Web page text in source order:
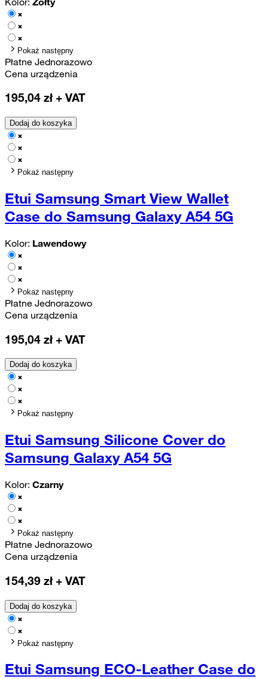
Pokaż następny
Płatne Jednorazowo
Cena urządzenia
195,04 zł + VAT
Dodaj do koszyka
Pokaż następny
Etui Samsung Smart View Wallet
Case do Samsung Galaxy A54 5G
Kolor: Lawendowy
Pokaż następny
Płatne Jednorazowo
Cena urządzenia
195,04 zł + VAT
Dodaj do koszyka
Pokaż następny
Etui Samsung Silicone Cover do
Samsung Galaxy A54 5G
Kolor: Czarny
Pokaż następny
Płatne Jednorazowo
Cena urządzenia
154,39 zł + VAT
Dodaj do koszyka
Pokaż następny
Etui Samsung ECO-Leather Case do